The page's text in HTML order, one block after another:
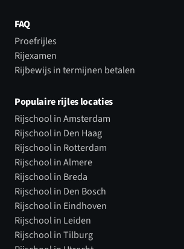
FAQ
Proefrijles
Rijexamen
Rijbewijs in termijnen betalen
Populaire rijles locaties
Rijschool in Amsterdam
Rijschool in Den Haag
Rijschool in Rotterdam
Rijschool in Almere
Rijschool in Breda
Rijschool in Den Bosch
Rijschool in Eindhoven
Rijschool in Leiden
Rijschool in Tilburg